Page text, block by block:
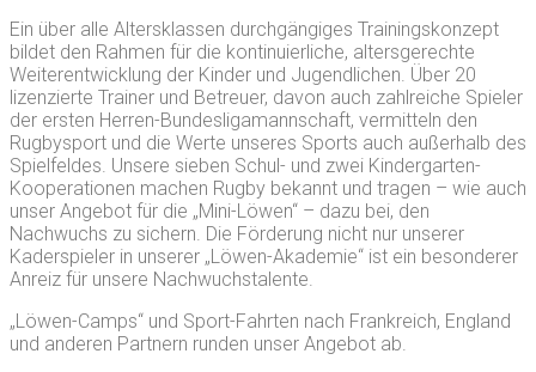
Ein über alle Altersklassen durchgängiges Trainingskonzept
bildet den Rahmen für die kontinuierliche, altersgerechte
Weiterentwicklung der Kinder und Jugendlichen. Über 20
lizenzierte Trainer und Betreuer, davon auch zahlreiche Spieler
der ersten Herren-Bundesligamannschaft, vermitteln den
Rugbysport und die Werte unseres Sports auch außerhalb des
Spielfeldes. Unsere sieben Schul- und zwei Kindergarten-
Kooperationen machen Rugby bekannt und tragen – wie auch
unser Angebot für die „Mini-Löwen“ – dazu bei, den
Nachwuchs zu sichern. Die Förderung nicht nur unserer
Kaderspieler in unserer „Löwen-Akademie“ ist ein besonderer
Anreiz für unsere Nachwuchstalente.
„Löwen-Camps“ und Sport-Fahrten nach Frankreich, England
und anderen Partnern runden unser Angebot ab.